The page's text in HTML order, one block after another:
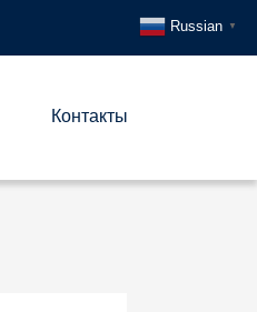
Контакты
Russian ▼